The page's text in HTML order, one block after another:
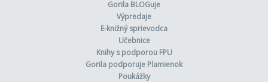
Gorila BLOGuje
Výpredaje
E-knižný sprievodca
Učebnice
Knihy s podporou FPU
Gorila podporuje Plamienok
Poukážky